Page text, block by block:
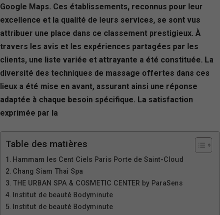
Google Maps. Ces établissements, reconnus pour leur
excellence et la qualité de leurs services, se sont vus
attribuer une place dans ce classement prestigieux. À
travers les avis et les expériences partagées par les
clients, une liste variée et attrayante a été constituée. La
diversité des techniques de massage offertes dans ces
lieux a été mise en avant, assurant ainsi une réponse
adaptée à chaque besoin spécifique. La satisfaction
exprimée par la
Table des matières
Hammam les Cent Ciels Paris Porte de Saint-Cloud
Chang Siam Thai Spa
THE URBAN SPA & COSMETIC CENTER by ParaSens
Institut de beauté Bodyminute
Institut de beauté Bodyminute